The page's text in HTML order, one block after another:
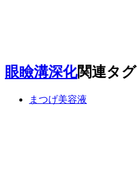
眼瞼溝深化関連タグ
まつげ美容液